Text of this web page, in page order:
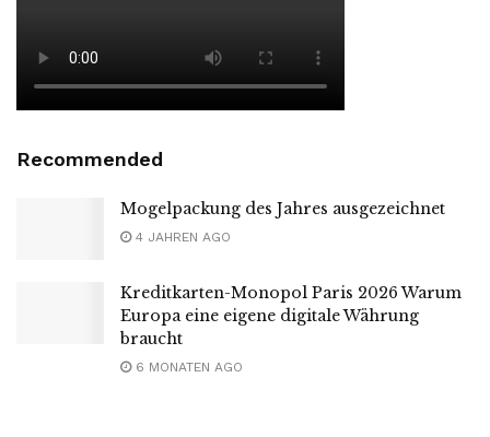
Recommended
Mogelpackung des Jahres ausgezeichnet
4 JAHREN AGO
Kreditkarten-Monopol Paris 2026 Warum
Europa eine eigene digitale Währung
braucht
6 MONATEN AGO